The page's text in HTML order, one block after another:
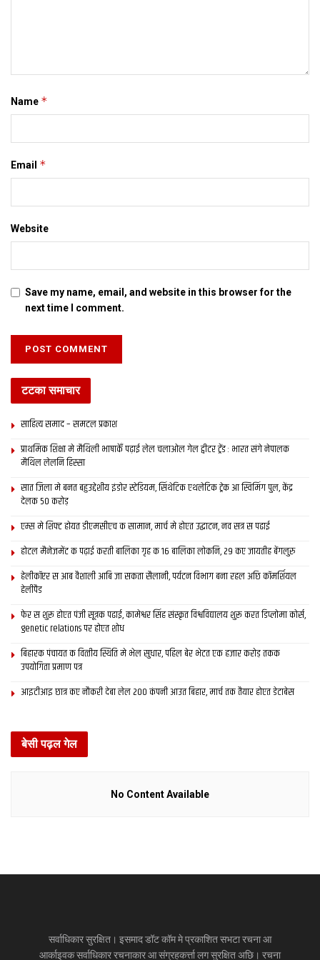
Name *
Email *
Website
Save my name, email, and website in this browser for the
next time I comment.
टटका समाचार
साहित्य समाद – समटल प्रकाश
प्राथमिक शि‍क्षा मे मैथि‍ली भाषाकेँ पढ़ाई लेल चलाओल गेल ट्वीटर ट्रेंड : भारत संगे नेपालक
मैथिल लेलनि हिस्सा
सात जिला मे बनत बहुउद्देशीय इंडोर स्‍टेडि‍यम, सिंथेटिक एथलेटिक ट्रेक आ स्विमिंग पुल, केंद्र
देलक 50 करोड़
एम्स मे शिफ्ट होयत डीएमसीएच क सामान, मार्च मे होएत उद्घाटन, नव सत्र स पढाई
होटल मैनेजमेंट क पढ़ाई करती बालिका गृह क 16 बालिका लोकनि, 29 कए जायतीह बेंगलुरु
हेलीकॉप्टर स आब वैशाली आबि जा सकता सैलानी, पर्यटन विभाग बना रहल अछि कॉमर्शियल
हेलीपैड
फेर स शुरू होएत पंजी सूत्रक पढाई, कामेश्वर सिंह संस्कृत विश्वविद्यालय शुरू करत डिप्लोमा कोर्स,
genetic relations पर होएत शोध
बिहारक पंचायत क वित्‍तीय स्थिति मे भेल सुधार, पहिल बेर भेटत एक हजार करोड़ तकक
उपयोगिता प्रमाण पत्र
आइटीआइ छात्र कए नौकरी देबा लेल 200 कंपनी आउत बिहार, मार्च तक तैयार होएत डेटाबेस
बेसी पढ़ल गेल
No Content Available
सर्वाधिकार सुरक्षित। इसमाद डॉट कॉम मे प्रकाशित सभटा रचना आ
आर्काइवक सर्वाधिकार रचनाकार आ संग्रहकर्त्ता लग सुरक्षित अछि। रचना